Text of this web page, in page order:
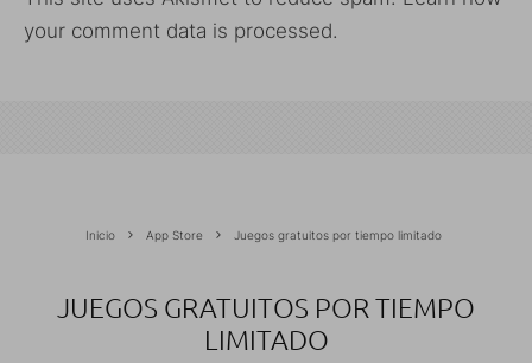
your comment data is processed.
Inicio App Store Juegos gratuitos por tiempo limitado
JUEGOS GRATUITOS POR TIEMPO
LIMITADO